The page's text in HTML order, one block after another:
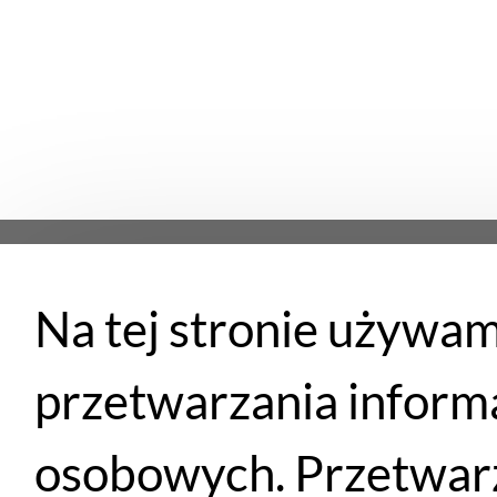
Płatności
eRaty
Płatność przy
odbiorze
Na tej stronie
przetwarzania
osobowych.